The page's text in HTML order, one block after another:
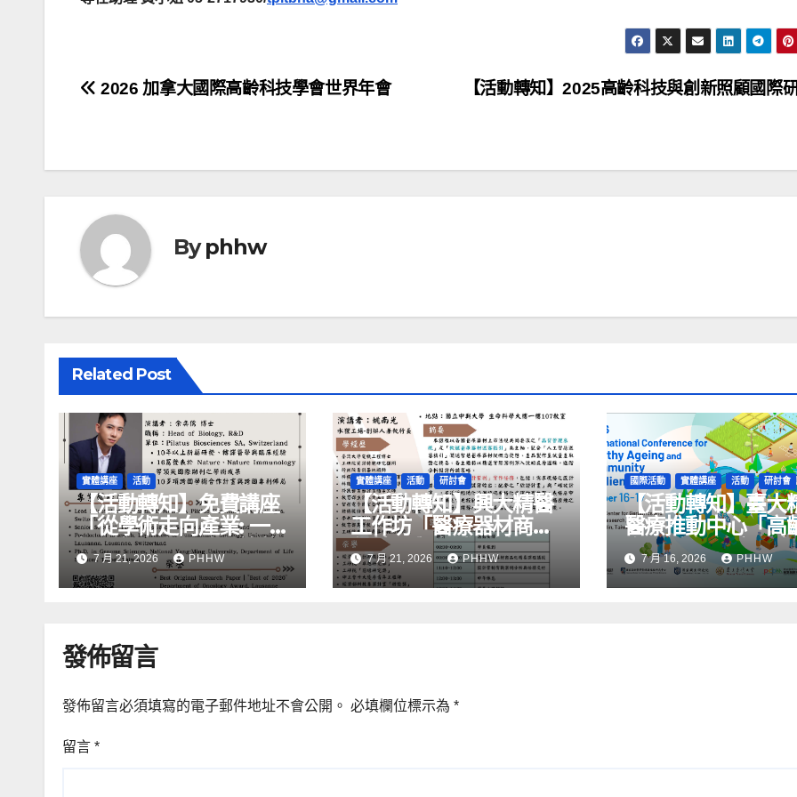
文
導
【活動轉知】2025高齡科技與創新照顧國際
2026 加拿大國際高齡科技學會世界年會
Byphhw
Related Post
實體講座 活動
【活動轉知】免費講座
「從學術走向產業: ⼀
場創新力與⼈才共築的
旅程」
7 月 21, 2026 PHHW
實體講座 活動 研討會
【活動轉知】興大精醫
工作坊「醫療器材商品
化精要與實戰研討」
7 月 21, 2026 PHHW
國際活動 實體講座 活動 研討會
【活動轉知】臺大
醫療推動中心「高
際研討會-健康長
區韌性」
7 月 16, 2026 PHHW
發佈留言
發佈留言必須填寫的電子郵件地址不會公開。 必填欄位標示為 *
留言 *